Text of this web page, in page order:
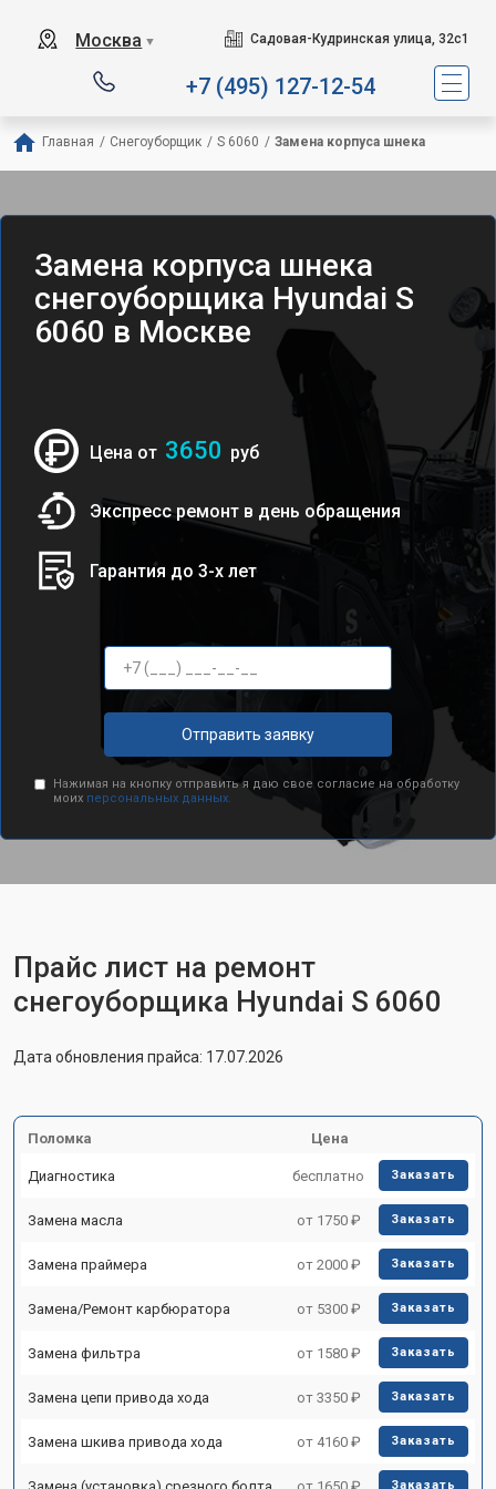
Москва ▼ Садовая-Кудринская улица, 32с1
+7 (495) 127-12-54
Главная / Снегоуборщик / S 6060 / Замена корпуса шнека
Замена корпуса шнека
снегоуборщика Hyundai S
6060 в Москве
Цена от 3650 руб
Экспресс ремонт в день обращения
Гарантия до 3-х лет
Отправить заявку
Нажимая на кнопку отправить я даю свое согласие на обработку
моих персональных данных.
Прайс лист на ремонт
снегоуборщика Hyundai S 6060
Дата обновления прайса: 17.07.2026
Поломка Цена
Диагностика бесплатно Заказать
Замена масла от 1750 ₽ Заказать
Замена праймера от 2000 ₽ Заказать
Замена/Pемонт карбюратора от 5300 ₽ Заказать
Замена фильтра от 1580 ₽ Заказать
Замена цепи привода хода от 3350 ₽ Заказать
Замена шкива привода хода от 4160 ₽ Заказать
Замена (установка) срезного болта от 1650 ₽ Заказать